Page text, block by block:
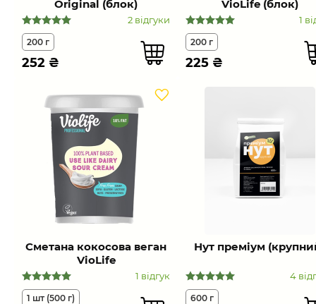
Оriginal (блок)
2 відгуки
200 г
252 ₴
VioLife (блок)
1
200 г
225 ₴
Сметана кокосова веган
VioLife
1 відгук
1 шт (500 г)
Нут преміум
4
600 г